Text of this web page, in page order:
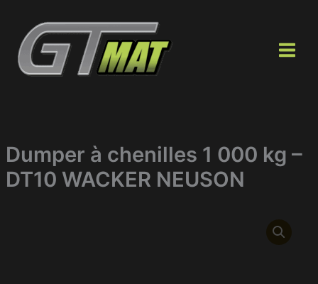
contenu
Dumper à chenilles 1 000 kg –
DT10 WACKER NEUSON